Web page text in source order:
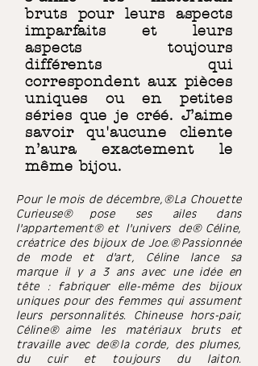
bruts pour leurs aspects
imparfaits et leurs
aspects toujours
différents qui
correspondent aux pièces
uniques ou en petites
séries que je créé. J’aime
savoir qu'aucune cliente
n’aura exactement le
même bijou.
Pour le mois de décembre,La Chouette
Curieusepose ses ailes dans
l'appartementet l'univers de Céline,
créatrice des bijoux de Joe. Passionnée
de mode et d'art, Céline lance sa
marque il y a 3 ans avec une idée en
tête : fabriquer elle-même des bijoux
uniques pour des femmes qui assument
leurs personnalités. Chineuse hors-pair,
Céline aime les matériaux bruts et
travaille avec de la corde, des plumes,
du cuir et toujours du laiton.